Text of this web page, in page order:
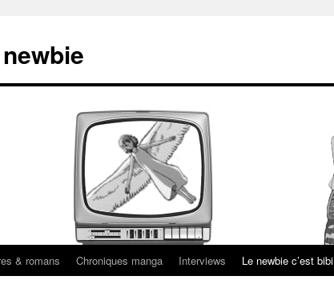
& romans Chroniques manga Interviews Le newbie c’est bibi